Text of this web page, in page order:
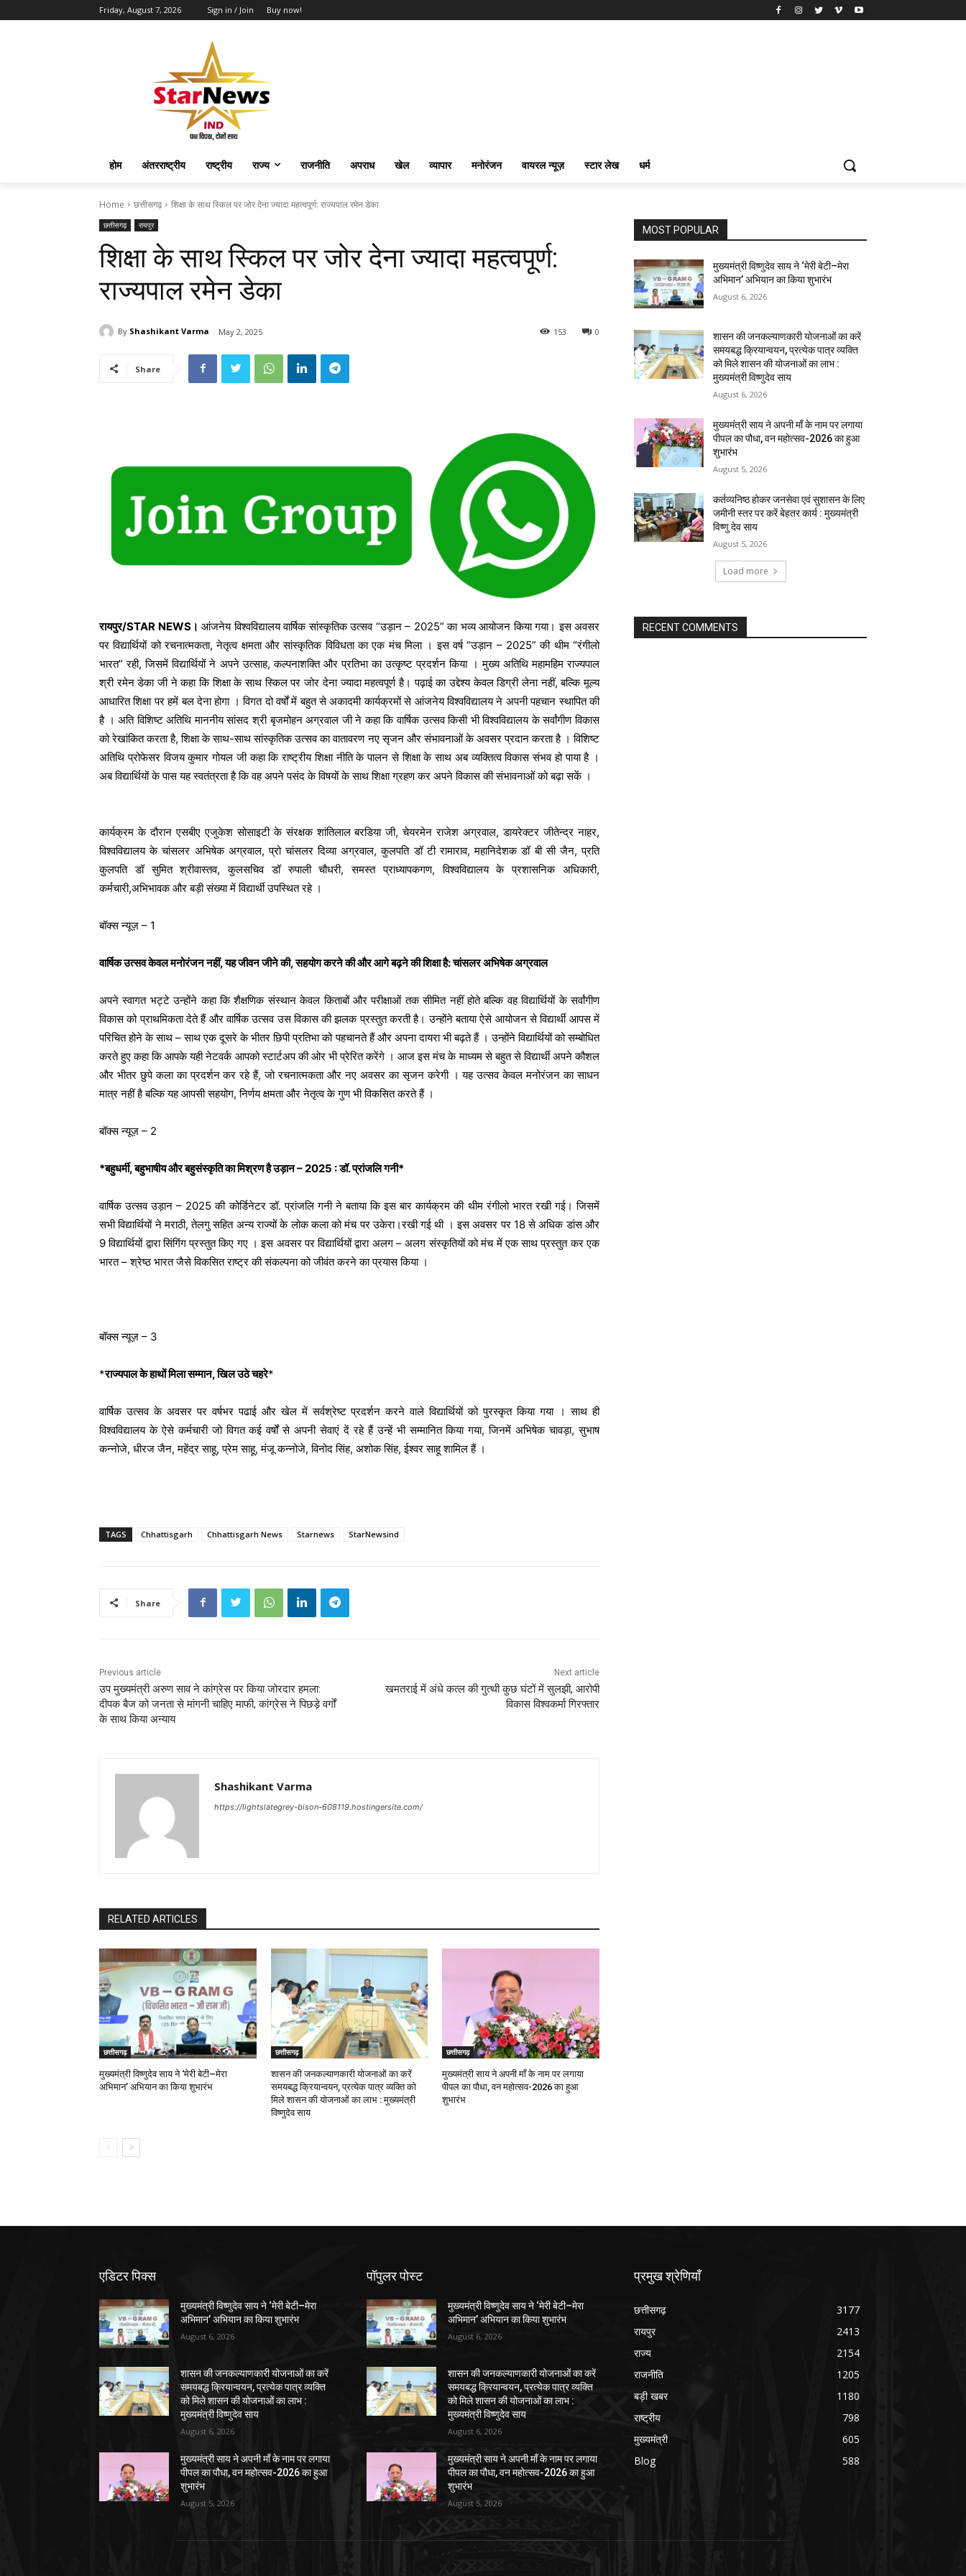
Friday, August 7, 2026 Sign in / Join Buy now!
होम अंतरराष्ट्रीय राष्ट्रीय राज्य राजनीति अपराध खेल व्यापार मनोरंजन वायरल न्यूज़ स्टार लेख धर्म
Home छत्तीसगढ़ शिक्षा के साथ स्किल पर जोर देना ज्यादा महत्वपूर्ण: राज्यपाल रमेन डेका
छत्तीसगढ़ रायपुर
शिक्षा के साथ स्किल पर जोर देना ज्यादा महत्वपूर्ण:
राज्यपाल रमेन डेका
By Shashikant Varma May 2, 2025 0
153
Share
रायपुर/STAR NEWS। आंजनेय विश्वविद्यालय वार्षिक सांस्कृतिक उत्सव “उड़ान – 2025” का भव्य आयोजन किया गया। इस अवसर
पर विद्यार्थियों को रचनात्मकता, नेतृत्व क्षमता और सांस्कृतिक विविधता का एक मंच मिला । इस वर्ष “उड़ान – 2025” की थीम “रंगीलो
भारत” रही, जिसमें विद्यार्थियों ने अपने उत्साह, कल्पनाशक्ति और प्रतिभा का उत्कृष्ट प्रदर्शन किया । मुख्य अतिथि महामहिम राज्यपाल
श्री रमेन डेका जी ने कहा कि शिक्षा के साथ स्किल पर जोर देना ज्यादा महत्वपूर्ण है। पढ़ाई का उद्देश्य केवल डिग्री लेना नहीं, बल्कि मूल्य
आधारित शिक्षा पर हमें बल देना होगा । विगत दो वर्षों में बहुत से अकादमी कार्यक्रमों से आंजनेय विश्वविद्यालय ने अपनी पहचान स्थापित की
है । अति विशिष्ट अतिथि माननीय सांसद श्री बृजमोहन अग्रवाल जी ने कहा कि वार्षिक उत्सव किसी भी विश्वविद्यालय के सर्वांगीण विकास
को रेखांकित करता है, शिक्षा के साथ-साथ सांस्कृतिक उत्सव का वातावरण नए सृजन और संभावनाओं के अवसर प्रदान करता है । विशिष्ट
अतिथि प्रोफेसर विजय कुमार गोयल जी कहा कि राष्ट्रीय शिक्षा नीति के पालन से शिक्षा के साथ अब व्यक्तित्व विकास संभव हो पाया है ।
अब विद्यार्थियों के पास यह स्वतंत्रता है कि वह अपने पसंद के विषयों के साथ शिक्षा ग्रहण कर अपने विकास की संभावनाओं को बढ़ा सकें ।
कार्यक्रम के दौरान एसबीए एजुकेश सोसाइटी के संरक्षक शांतिलाल बरडिया जी, चेयरमेन राजेश अग्रवाल, डायरेक्टर जीतेन्द्र नाहर,
विश्वविद्यालय के चांसलर अभिषेक अग्रवाल, प्रो चांसलर दिव्या अग्रवाल, कुलपति डॉ टी रामाराव, महानिदेशक डॉ बी सी जैन, प्रति
कुलपति डॉ सुमित श्रीवास्तव, कुलसचिव डॉ रुपाली चौधरी, समस्त प्राध्यापकगण, विश्वविद्यालय के प्रशासनिक अधिकारी,
कर्मचारी,अभिभावक और बड़ी संख्या में विद्यार्थी उपस्थित रहे ।
बॉक्स न्यूज़ – 1
वार्षिक उत्सव केवल मनोरंजन नहीं, यह जीवन जीने की, सहयोग करने की और आगे बढ़ने की शिक्षा है: चांसलर अभिषेक अग्रवाल
अपने स्वागत भट्टे उन्होंने कहा कि शैक्षणिक संस्थान केवल किताबों और परीक्षाओं तक सीमित नहीं होते बल्कि वह विद्यार्थियों के सर्वांगीण
विकास को प्राथमिकता देते हैं और वार्षिक उत्सव उस विकास की झलक प्रस्तुत करती है। उन्होंने बताया ऐसे आयोजन से विद्यार्थी आपस में
परिचित होने के साथ – साथ एक दूसरे के भीतर छिपी प्रतिभा को पहचानते हैं और अपना दायरा भी बढ़ते हैं । उन्होंने विद्यार्थियों को सम्बोधित
करते हुए कहा कि आपके यही नेटवर्क आपको स्टार्टअप की ओर भी प्रेरित करेंगे । आज इस मंच के माध्यम से बहुत से विद्यार्थी अपने कौशल
और भीतर छुपे कला का प्रदर्शन कर रहे हैं, जो रचनात्मकता और नए अवसर का सृजन करेगी । यह उत्सव केवल मनोरंजन का साधन
मात्र नहीं है बल्कि यह आपसी सहयोग, निर्णय क्षमता और नेतृत्व के गुण भी विकसित करते हैं ।
बॉक्स न्यूज़ – 2
*बहुधर्मी, बहुभाषीय और बहुसंस्कृति का मिश्रण है उड़ान – 2025 : डॉ. प्रांजलि गनी*
वार्षिक उत्सव उड़ान – 2025 की कोर्डिनेटर डॉ. प्रांजलि गनी ने बताया कि इस बार कार्यक्रम की थीम रंगीलो भारत रखी गई। जिसमें
सभी विद्यार्थियों ने मराठी, तेलगु सहित अन्य राज्यों के लोक कला को मंच पर उकेरा।रखी गई थी । इस अवसर पर 18 से अधिक डांस और
9 विद्यार्थियों द्वारा सिंगिंग प्रस्तुत किए गए । इस अवसर पर विद्यार्थियों द्वारा अलग – अलग संस्कृतियों को मंच में एक साथ प्रस्तुत कर एक
भारत – श्रेष्ठ भारत जैसे विकसित राष्ट्र की संकल्पना को जीवंत करने का प्रयास किया ।
बॉक्स न्यूज़ – 3
*राज्यपाल के हाथों मिला सम्मान, खिल उठे चहरे*
वार्षिक उत्सव के अवसर पर वर्षभर पढाई और खेल में सर्वश्रेष्ट प्रदर्शन करने वाले विद्यार्थियों को पुरस्कृत किया गया । साथ ही
विश्वविद्यालय के ऐसे कर्मचारी जो विगत कई वर्षों से अपनी सेवाएं दें रहे हैं उन्हें भी सम्मानित किया गया, जिनमें अभिषेक चावड़ा, सुभाष
कन्नोजे, धीरज जैन, महेंद्र साहू, प्रेम साहू, मंजू कन्नोजे, विनोद सिंह, अशोक सिंह, ईश्वर साहू शामिल हैं ।
TAGS Chhattisgarh Chhattisgarh News Starnews StarNewsind
Share
Previous article
उप मुख्यमंत्री अरुण साव ने कांग्रेस पर किया जोरदार हमला:
दीपक बैज को जनता से मांगनी चाहिए माफी, कांग्रेस ने पिछड़े वर्गों
के साथ किया अन्याय
Next article
खमतराई में अंधे कत्ल की गुत्थी कुछ घंटों में सुलझी, आरोपी
विकास विश्वकर्मा गिरफ्तार
Shashikant Varma
https://lightslategrey-bison-608119.hostingersite.com/
RELATED ARTICLES
छत्तीसगढ़
मुख्यमंत्री विष्णुदेव साय ने ‘मेरी बेटी–मेरा
अभिमान’ अभियान का किया शुभारंभ
छत्तीसगढ़
शासन की जनकल्याणकारी योजनाओं का करें
समयबद्ध क्रियान्वयन, प्रत्येक पात्र व्यक्ति को
मिले शासन की योजनाओं का लाभ : मुख्यमंत्री
विष्णुदेव साय
छत्तीसगढ़
मुख्यमंत्री साय ने अपनी माँ के नाम पर लगाया
पीपल का पौधा, वन महोत्सव-2026 का हुआ
शुभारंभ
MOST POPULAR
मुख्यमंत्री विष्णुदेव साय ने ‘मेरी बेटी–मेरा
अभिमान’ अभियान का किया शुभारंभ
August 6, 2026
शासन की जनकल्याणकारी योजनाओं का करें
समयबद्ध क्रियान्वयन, प्रत्येक पात्र व्यक्ति
को मिले शासन की योजनाओं का लाभ :
मुख्यमंत्री विष्णुदेव साय
August 6, 2026
मुख्यमंत्री साय ने अपनी माँ के नाम पर लगाया
पीपल का पौधा, वन महोत्सव-2026 का हुआ
शुभारंभ
August 5, 2026
कर्तव्यनिष्ठ होकर जनसेवा एवं सुशासन के लिए
जमीनी स्तर पर करें बेहतर कार्य : मुख्यमंत्री
विष्णु देव साय
August 5, 2026
Load more
RECENT COMMENTS
एडिटर पिक्स
मुख्यमंत्री विष्णुदेव साय ने ‘मेरी बेटी–मेरा
अभिमान’ अभियान का किया शुभारंभ
August 6, 2026
शासन की जनकल्याणकारी योजनाओं का करें
समयबद्ध क्रियान्वयन, प्रत्येक पात्र व्यक्ति
को मिले शासन की योजनाओं का लाभ :
मुख्यमंत्री विष्णुदेव साय
August 6, 2026
मुख्यमंत्री साय ने अपनी माँ के नाम पर लगाया
पीपल का पौधा, वन महोत्सव-2026 का हुआ
शुभारंभ
August 5, 2026
पॉपुलर पोस्ट
मुख्यमंत्री विष्णुदेव साय ने ‘मेरी बेटी–मेरा
अभिमान’ अभियान का किया शुभारंभ
August 6, 2026
शासन की जनकल्याणकारी योजनाओं का करें
समयबद्ध क्रियान्वयन, प्रत्येक पात्र व्यक्ति
को मिले शासन की योजनाओं का लाभ :
मुख्यमंत्री विष्णुदेव साय
August 6, 2026
मुख्यमंत्री साय ने अपनी माँ के नाम पर लगाया
पीपल का पौधा, वन महोत्सव-2026 का हुआ
शुभारंभ
August 5, 2026
प्रमुख श्रेणियाँ
छत्तीसगढ़
3177
रायपुर
2413
राज्य
2154
राजनीति
1205
बड़ी खबर
1180
राष्ट्रीय
798
मुख्यमंत्री
605
Blog
588